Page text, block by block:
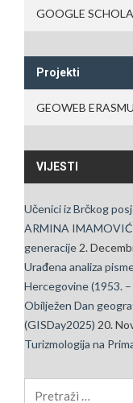
GOOGLE
Projekti
GEOWEB
VIJESTI
Učenici iz Brčkog
ARMINA
generacije 2.
Urađena analiza
Hercegovine (1953. –
Obilježen Dan
(GISDay2025) 20.
Turizmologija na